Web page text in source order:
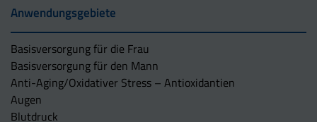
Anwendungsgebiete
Basisversorgung für die Frau
Basisversorgung für den Mann
Anti-Aging/Oxidativer Stress – Antioxidantien
Augen
Blutdruck